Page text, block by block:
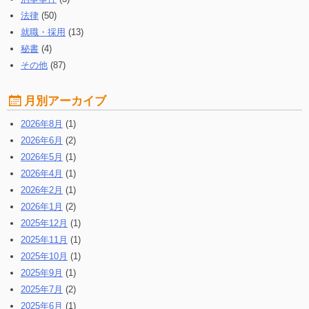
法律 (50)
就職・採用 (13)
秘書 (4)
その他 (87)
月別アーカイブ
2026年8月 (1)
2026年6月 (2)
2026年5月 (1)
2026年4月 (1)
2026年2月 (1)
2026年1月 (2)
2025年12月 (1)
2025年11月 (1)
2025年10月 (1)
2025年9月 (1)
2025年7月 (2)
2025年6月 (1)